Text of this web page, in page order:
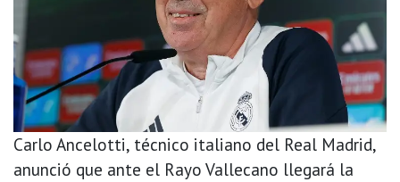
Carlo Ancelotti, técnico italiano del Real Madrid,
anunció que ante el Rayo Vallecano llegará la